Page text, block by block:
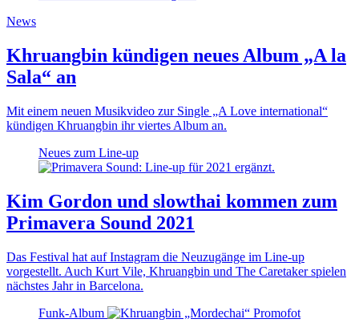
News
Khruangbin kündigen neues Album „A la
Sala“ an
Mit einem neuen Musikvideo zur Single „A Love international“
kündigen Khruangbin ihr viertes Album an.
Neues zum Line-up
Kim Gordon und slowthai kommen zum
Primavera Sound 2021
Das Festival hat auf Instagram die Neuzugänge im Line-up
vorgestellt. Auch Kurt Vile, Khruangbin und The Caretaker spielen
nächstes Jahr in Barcelona.
Funk-Album